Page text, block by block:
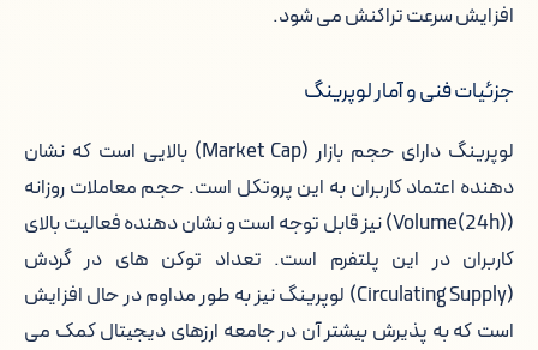
افزایش سرعت تراکنش می شود.
جزئیات فنی و آمار لوپرینگ
لوپرینگ دارای حجم بازار (Market Cap) بالایی است که نشان
دهنده اعتماد کاربران به این پروتکل است. حجم معاملات روزانه
(Volume(24h)) نیز قابل توجه است و نشان دهنده فعالیت بالای
کاربران در این پلتفرم است. تعداد توکن های در گردش
(Circulating Supply) لوپرینگ نیز به طور مداوم در حال افزایش
است که به پذیرش بیشتر آن در جامعه ارزهای دیجیتال کمک می